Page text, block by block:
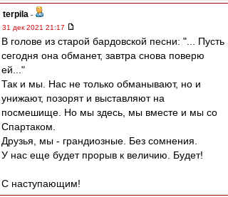
terpila -
31 дек 2021 21:17
В голове из старой бардовской песни: "... Пусть
сегодня она обманет, завтра снова поверю
ей..."
Так и мы. Нас не только обманывают, но и
унижают, позорят и выставляют на
посмешище. Но мы здесь, мы вместе и мы со
Спартаком.
Друзья, мы - грандиозные. Без сомнения.
У нас еще будет прорыв к величию. Будет!
С наступающим!